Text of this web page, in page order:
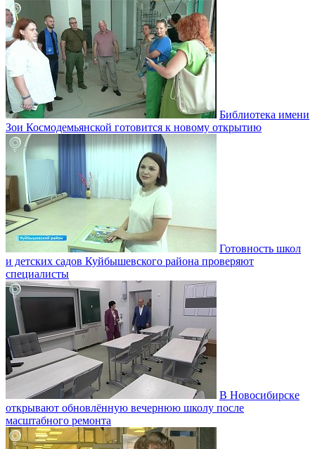
Библиотека имени
Зои Космодемьянской готовится к новому открытию
Готовность школ
и детских садов Куйбышевского района проверяют
специалисты
В Новосибирске
открывают обновлённую вечернюю школу после
масштабного ремонта